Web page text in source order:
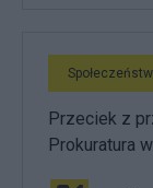
Przeciek z
Prokuratura